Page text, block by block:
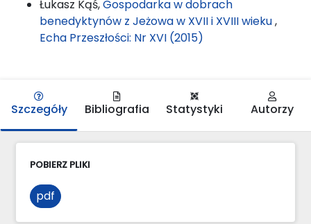
Łukasz Kąś,Gospodarka w dobrach
benedyktynów z Jeżowa w XVII i XVIII wieku,
Echa Przeszłości: Nr XVI (2015)
Szczegóły Bibliografia Statystyki Autorzy
POBIERZ PLIKI
pdf